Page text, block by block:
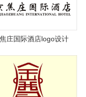
庄国际酒店logo设计